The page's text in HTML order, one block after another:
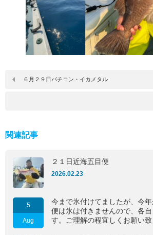
６月２９日バチコン・イカメタル
関連記事
２１日近海五目便
2026.02.23
5
Aug
今まで氷付けてましたが、今
便は氷は付きませんので、各
す。ご理解の程宜しくお願い致